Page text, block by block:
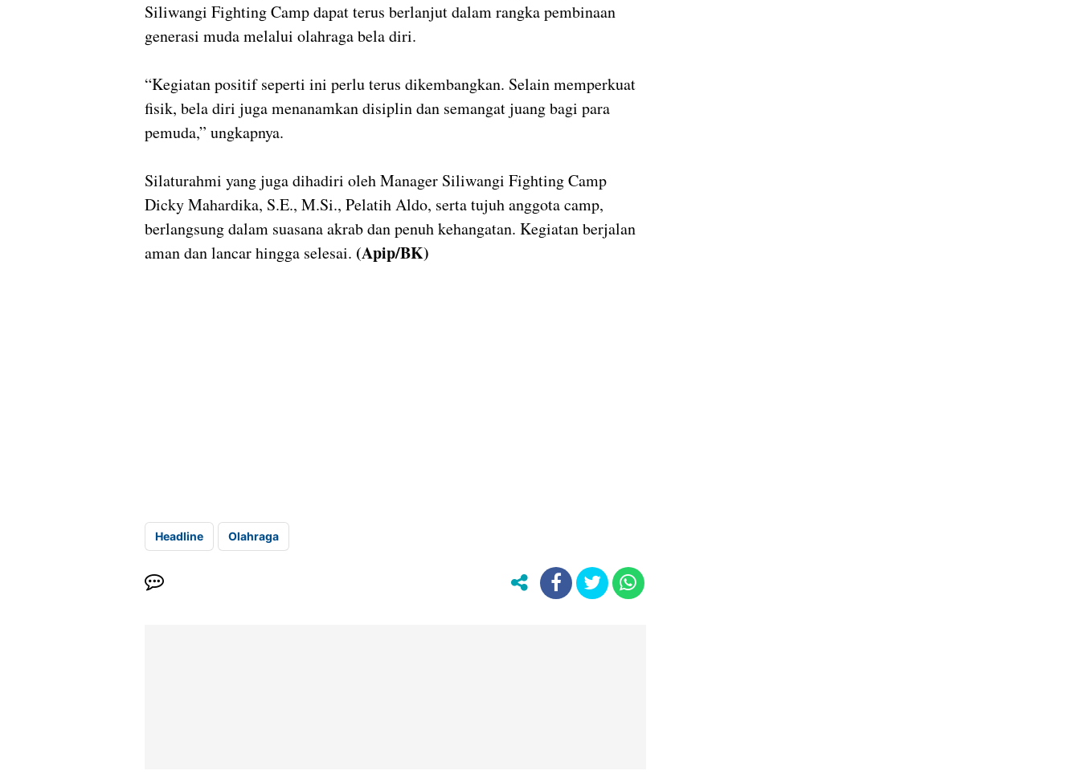
Siliwangi Fighting Camp dapat terus berlanjut dalam rangka pembinaan
generasi muda melalui olahraga bela diri.
“Kegiatan positif seperti ini perlu terus dikembangkan. Selain memperkuat
fisik, bela diri juga menanamkan disiplin dan semangat juang bagi para
pemuda,” ungkapnya.
Silaturahmi yang juga dihadiri oleh Manager Siliwangi Fighting Camp
Dicky Mahardika, S.E., M.Si., Pelatih Aldo, serta tujuh anggota camp,
berlangsung dalam suasana akrab dan penuh kehangatan. Kegiatan berjalan
aman dan lancar hingga selesai. (Apip/BK)
Headline Olahraga